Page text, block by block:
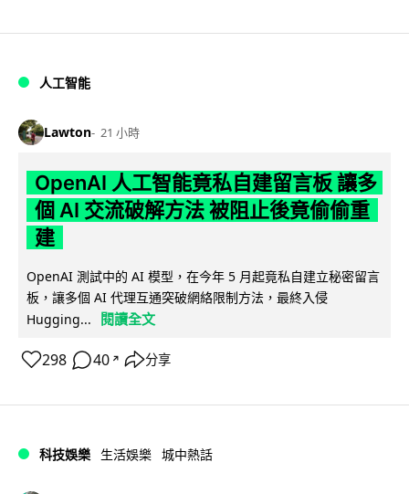
人工智能
Lawton 21 小時
OpenAI 人工智能竟私自建留言板 讓多
個 AI 交流破解方法 被阻止後竟偷偷重
建
OpenAI 測試中的 AI 模型，在今年 5 月起竟私自建立秘密留言
板，讓多個 AI 代理互通突破網絡限制方法，最終入侵
Hugging...
閱讀全文
298 40 ↗ 分享
科技娛樂 生活娛樂 城中熱話